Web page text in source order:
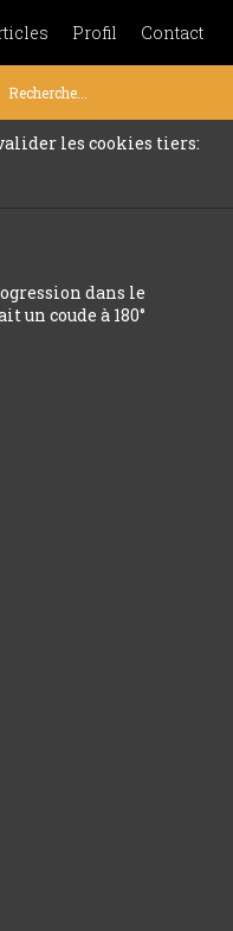
Profil Contact
les cookies tiers:
dans le
un coude à 180°